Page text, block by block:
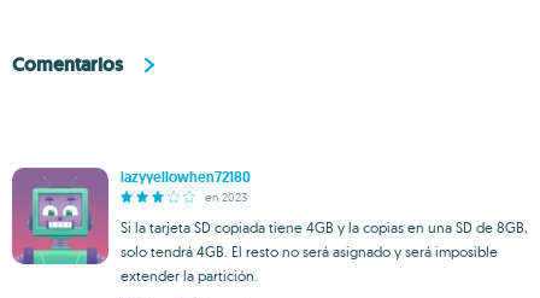
Comentarios
lazyyellowhen72180
en 2023
Si la tarjeta SD copiada tiene 4GB y la copias en una SD de 8GB,
solo tendrá 4GB. El resto no será asignado y será imposible
extender la partición.